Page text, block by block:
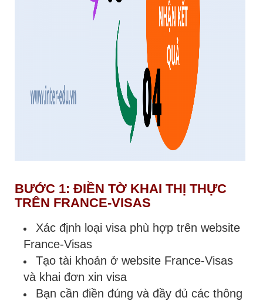
BƯỚC 1: ĐIỀN TỜ KHAI THỊ THỰC
TRÊN FRANCE-VISAS
Xác định loại visa phù hợp trên website
France-Visas
Tạo tài khoản ở website France-Visas
và khai đơn xin visa
Bạn cần điền đúng và đầy đủ các thông